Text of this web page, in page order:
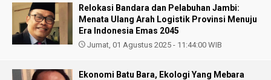
Relokasi Bandara dan Pelabuhan Jambi:
Menata Ulang Arah Logistik Provinsi Menuju
Era Indonesia Emas 2045
Jumat, 01 Agustus 2025 - 11:44:00 WIB
Ekonomi Batu Bara, Ekologi Yang Mebara